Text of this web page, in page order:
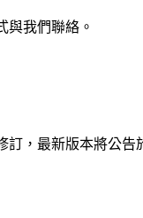
與我們聯絡。
，最新版本將公告